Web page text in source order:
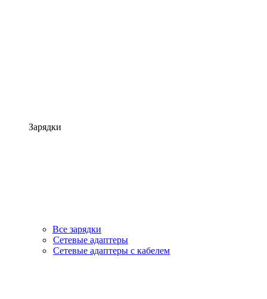
Зарядки
Все зарядки
Сетевые адаптеры
Сетевые адаптеры с кабелем